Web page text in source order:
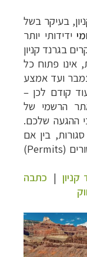
בעיקר בשל
ידידותי יותר
וכ- 90% מהמבקרים בגרנד קניון
אינו פתוח כל
ועד אמצע
קודם לכן –
הרשמי של
ההגעה שלכם.
בין אם
(Permits)
| כתבה